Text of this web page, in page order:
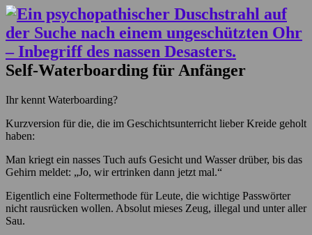
Self-Waterboarding für Anfänger
Ihr kennt Waterboarding?
Kurzversion für die, die im Geschichtsunterricht lieber Kreide geholt
haben:
Man kriegt ein nasses Tuch aufs Gesicht und Wasser drüber, bis das
Gehirn meldet: „Jo, wir ertrinken dann jetzt mal.“
Eigentlich eine Foltermethode für Leute, die wichtige Passwörter
nicht rausrücken wollen. Absolut mieses Zeug, illegal und unter aller
Sau.